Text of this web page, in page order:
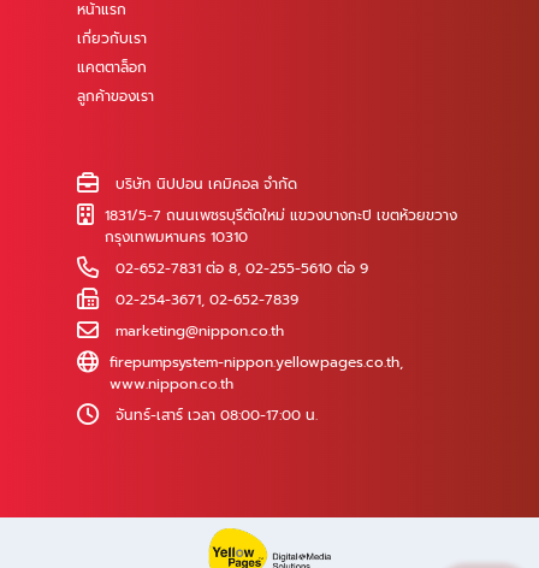
หน้าแรก
เกี่ยวกับเรา
แคตตาล็อก
ลูกค้าของเรา
บริษัท นิปปอน เคมิคอล จำกัด
1831/5-7 ถนนเพชรบุรีตัดใหม่ แขวงบางกะปิ เขตห้วยขวาง
กรุงเทพมหานคร 10310
02-652-7831 ต่อ 8, 02-255-5610 ต่อ 9
02-254-3671, 02-652-7839
marketing@nippon.co.th
firepumpsystem-nippon.yellowpages.co.th,
www.nippon.co.th
จันทร์-เสาร์ เวลา 08:00-17:00 น.